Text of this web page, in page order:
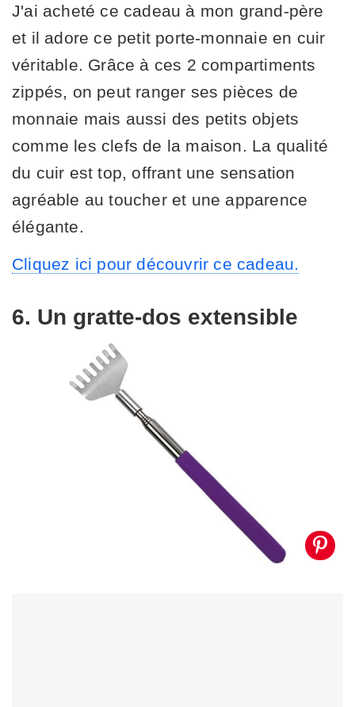
J'ai acheté ce cadeau à mon grand-père
et il adore ce petit porte-monnaie en cuir
véritable. Grâce à ces 2 compartiments
zippés, on peut ranger ses pièces de
monnaie mais aussi des petits objets
comme les clefs de la maison. La qualité
du cuir est top, offrant une sensation
agréable au toucher et une apparence
élégante.
Cliquez ici pour découvrir ce cadeau.
6. Un gratte-dos extensible